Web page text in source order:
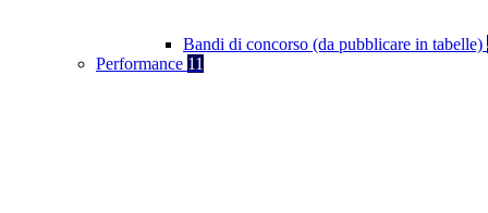
Bandi di concorso (da pubblicare in tabelle)
Performance 11